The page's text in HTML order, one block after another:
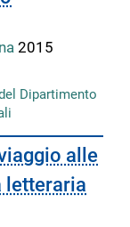
2015
Dipartimento
alle
letteraria